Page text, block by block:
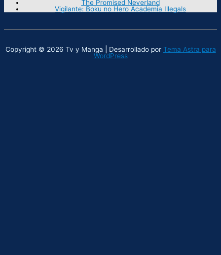
The Promised Neverland
Vigilante: Boku no Hero Academia Illegals
Copyright © 2026 Tv y Manga | Desarrollado por Tema Astra para
WordPress